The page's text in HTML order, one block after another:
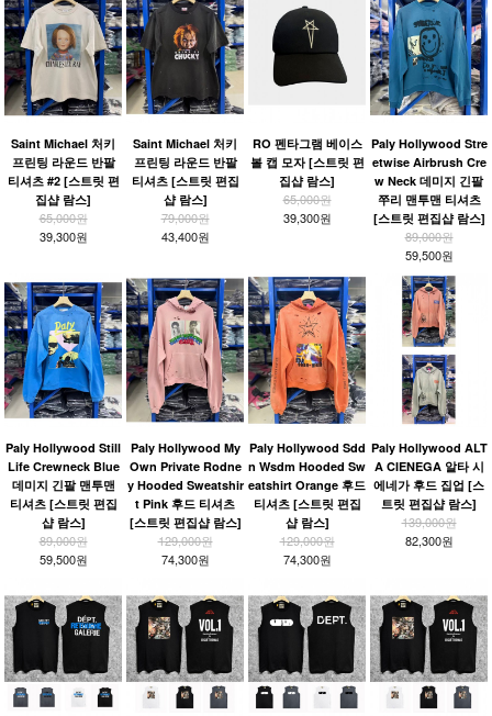
Saint Michael 처키
프린팅 라운드 반팔
티셔츠 #2 [스트릿 편
집샵 람스]
65,000원
39,300원
Saint Michael 처키
프린팅 라운드 반팔
티셔츠 [스트릿 편집
샵 람스]
79,000원
43,400원
RO 펜타그램 베이스
볼 캡 모자 [스트릿 편
집샵 람스]
65,000원
39,300원
Paly Hollywood Stre
etwise Airbrush Cre
w Neck 데미지 긴팔
쭈리 맨투맨 티셔츠
[스트릿 편집샵 람스]
89,000원
59,500원
Paly Hollywood Still
Life Crewneck Blue
데미지 긴팔 맨투맨
티셔츠 [스트릿 편집
샵 람스]
89,000원
59,500원
Paly Hollywood My
Own Private Rodne
y Hooded Sweatshir
t Pink 후드 티셔츠
[스트릿 편집샵 람스]
129,000원
74,300원
Paly Hollywood Sdd
n Wsdm Hooded Sw
eatshirt Orange 후드
티셔츠 [스트릿 편집
샵 람스]
129,000원
74,300원
Paly Hollywood ALT
A CIENEGA 알타 시
에네가 후드 집업 [스
트릿 편집샵 람스]
139,000원
82,300원